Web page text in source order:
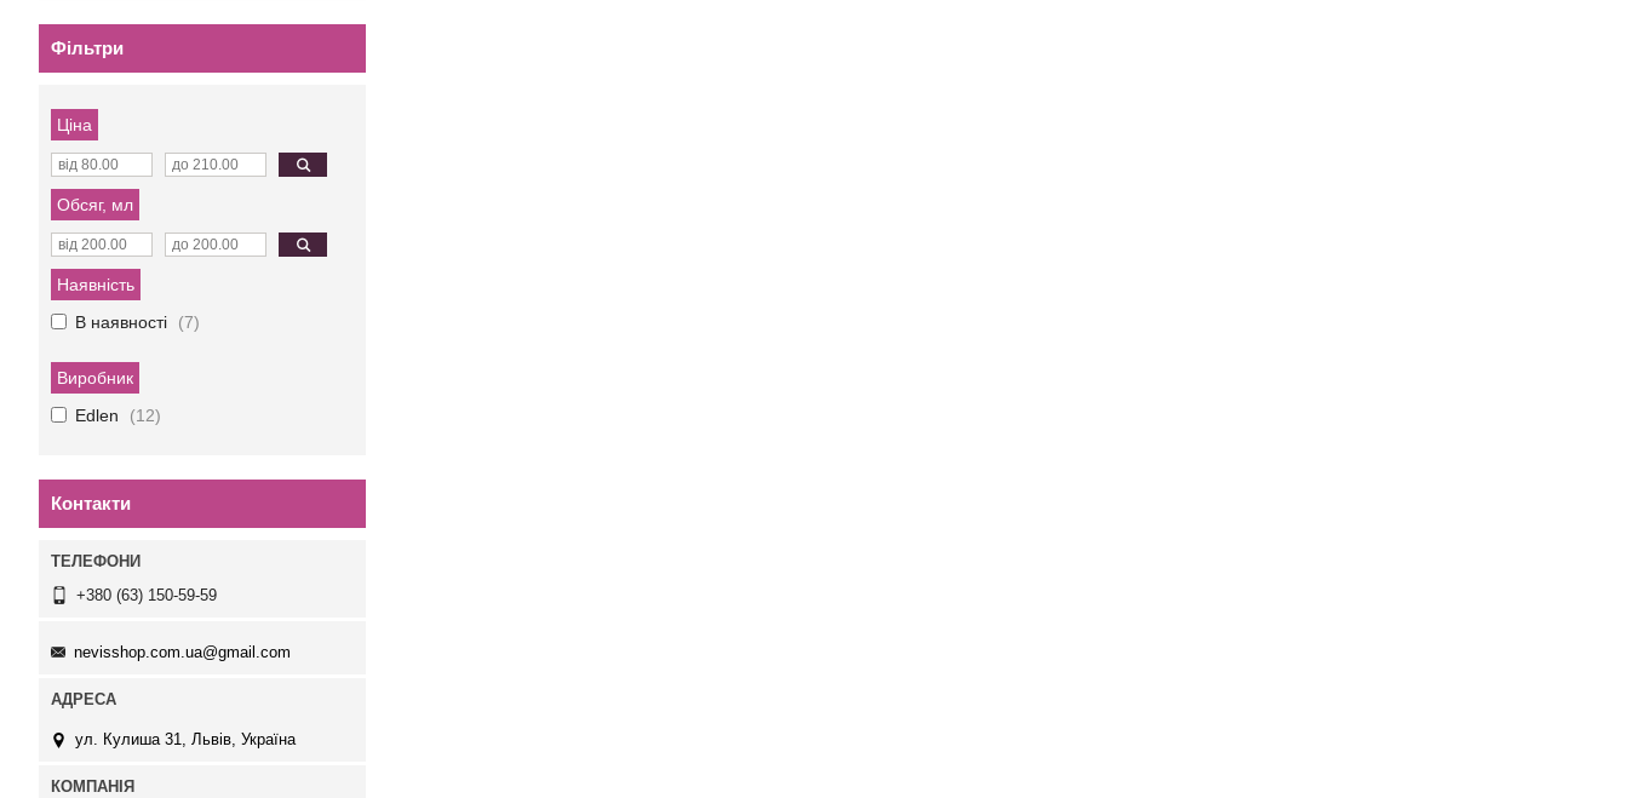
Фільтри
Ціна
Обсяг, мл
Наявність
В наявності
7
Виробник
Edlen
12
Контакти
+380 (63) 150-59-59
nevisshop.com.ua@gmail.com
ул. Кулиша 31, Львів, Україна